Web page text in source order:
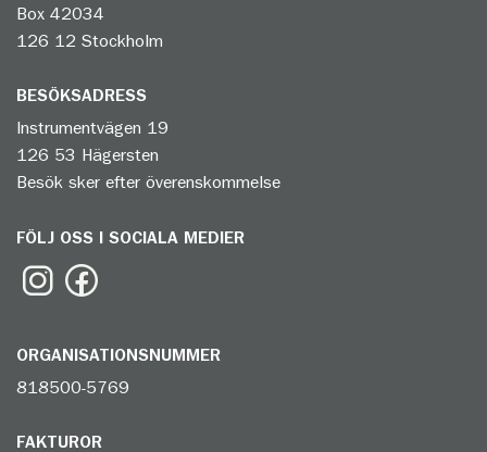
Box 42034
126 12 Stockholm
BESÖKSADRESS
Instrumentvägen 19
126 53 Hägersten
Besök sker efter överenskommelse
FÖLJ OSS I SOCIALA MEDIER
ORGANISATIONSNUMMER
818500-5769
FAKTUROR